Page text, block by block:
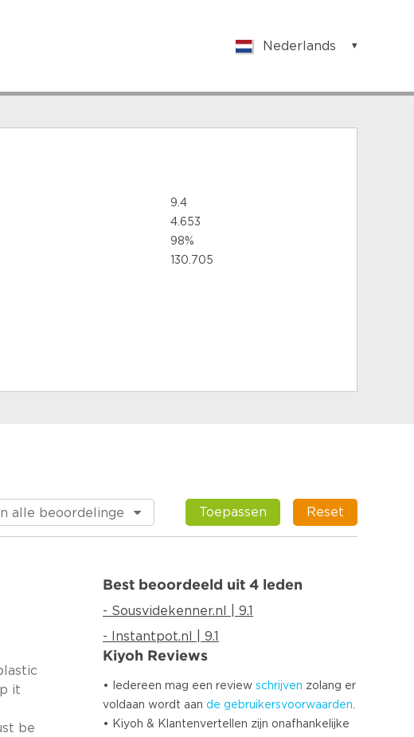
Nederlands
Nederlands
Français
9.4
4.653
98%
130.705
Toepassen Reset
it
be
Best beoordeeld uit 4 leden
- Sousvidekenner.nl | 9.1
- Instantpot.nl | 9.1
Kiyoh Reviews
• Iedereen mag een review schrijven zolang er
voldaan wordt aan de gebruikersvoorwaarden.
• Kiyoh & Klantenvertellen zijn onafhankelijke